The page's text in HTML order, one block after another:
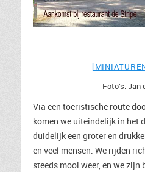
Foto’s: Jan
Via een toeristische route
komen we uiteindelijk in het
duidelijk een groter en
en veel mensen. We rijden
steeds mooi weer, en we zijn